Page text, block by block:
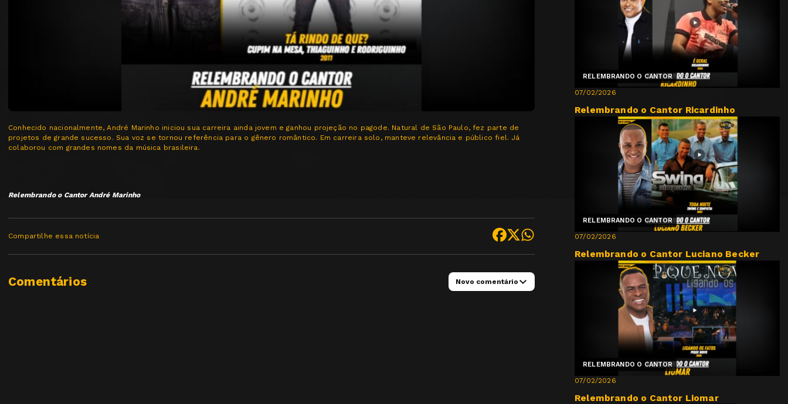
Conhecido nacionalmente, André Marinho iniciou sua carreira ainda jovem e ganhou projeção no pagode. Natural de São Paulo, fez parte de
projetos de grande sucesso. Sua voz se tornou referência para o gênero romântico. Em carreira solo, manteve relevância e público fiel. Já
colaborou com grandes nomes da música brasileira.
Relembrando o Cantor André Marinho
Compartilhe essa notícia
Comentários Novo comentário
RELEMBRANDO O CANTOR
07/02/2026
Relembrando o Cantor Ricardinho
RELEMBRANDO O CANTOR
07/02/2026
Relembrando o Cantor Luciano Becker
RELEMBRANDO O CANTOR
07/02/2026
Relembrando o Cantor Liomar